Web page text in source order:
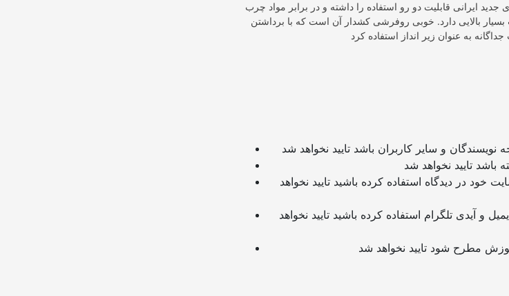
ایرانی قابلیت دو رو استفاده را داشته و در برابر مواد چرب
بالایی دارد. خوبی روفرشی کشدار آن است که با برداشتن